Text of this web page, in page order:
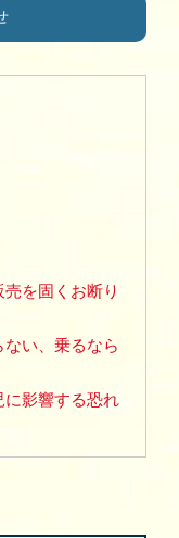
を固くお断り
い、乗るなら
影響する恐れ